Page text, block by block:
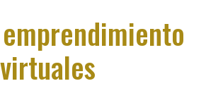
virtuales